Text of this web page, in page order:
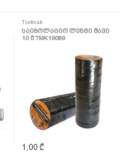
Toolmak
საიზოლაციო ლენტი შავი
10 მ TMK19089
1,00 ₾